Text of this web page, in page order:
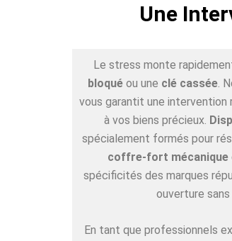
Une
Le stress monte
bloqué ou une clé cassée .
vous garantit une intervention
à vos biens précieux.
spécialement formés pour
coffre-fort mécanique
spécificités des marques
ouverture
En tant que professionnels